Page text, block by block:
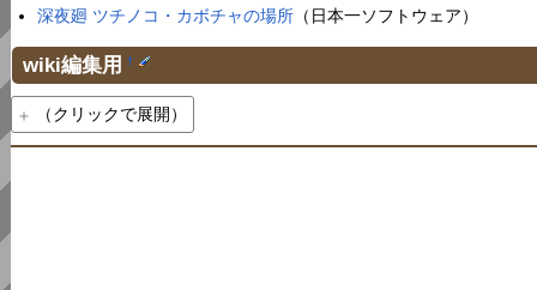
深夜廻 ツチノコ・カボチャの場所（日本一ソフトウェア）
wiki編集用 †
（クリックで展開）